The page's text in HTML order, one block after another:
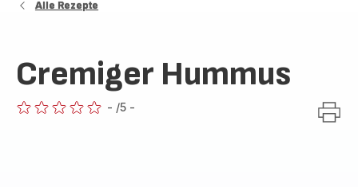
Alle Rezepte
Cremiger Hummus
- /5 -